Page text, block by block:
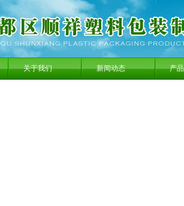
关于我们 新闻动态 产